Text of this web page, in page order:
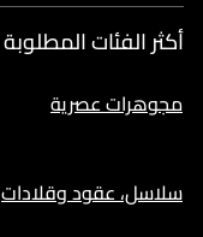
أكثر الفئات المطلوبة
مجوهرات عصرية
سلاسل، عقود وقلادات